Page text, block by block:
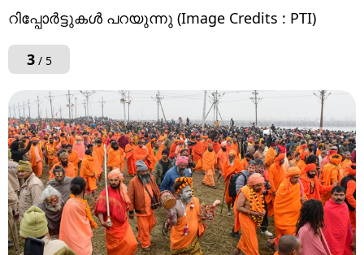
റിപ്പോര്‍ട്ടുകള്‍ പറയുന്നു (Image Credits : PTI)
3/ 5